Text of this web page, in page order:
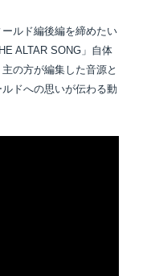
ルド編後編を締めたい
ALTAR SONG」自体
の方が編集した音源と
ドへの思いが伝わる動